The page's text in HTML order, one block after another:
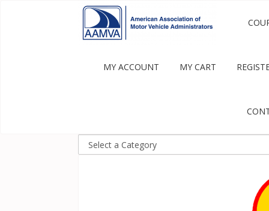
MY ACCOUNT MY CART